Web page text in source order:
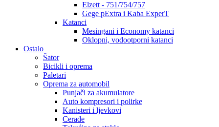
Elzett - 751/754/757
Gege pExtra i Kaba ExperT
Katanci
Mesingani i Economy katanci
Oklopni, vodootporni katanci
Ostalo
Šator
Bicikli i oprema
Paletari
Oprema za automobil
Punjači za akumulatore
Auto kompresori i polirke
Kanisteri i ljevkovi
Cerade